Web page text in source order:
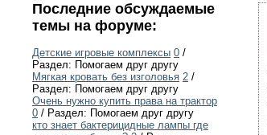
Последние обсуждаемые
темы на форуме:
Детские игровые комплексы 0 /
Раздел: Помогаем друг другу
Мягкая кровать без изголовья 2 /
Раздел: Помогаем друг другу
Очень нужно купить права на трактор
0 / Раздел: Помогаем друг другу
кто знает бактерицидные лампы где